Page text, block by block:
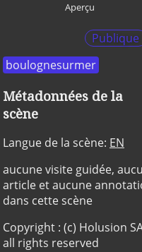
Aperçu
Publique
boulognesurmer
Métadonnées de la
scène
Langue de la scène: EN
aucune visite guidée,
article et aucune
dans cette scène
Copyright : (c) Holusion
all rights reserved